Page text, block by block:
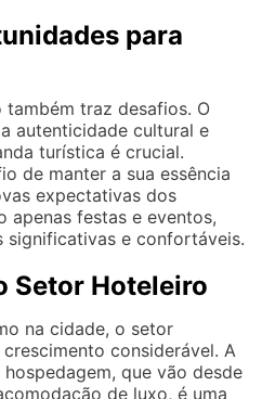
para
também traz desafios. O
autenticidade cultural e
turística é crucial.
de manter a sua essência
expectativas dos
apenas festas e eventos,
significativas e confortáveis.
Setor Hoteleiro
na cidade, o setor
considerável. A
que vão desde
de luxo, é uma